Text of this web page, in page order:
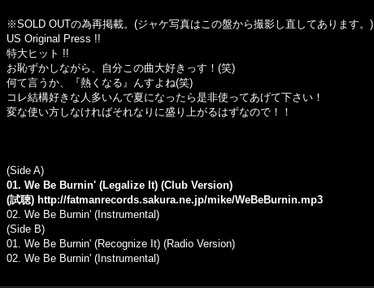
※SOLD OUTの為再掲載。(ジャケ写真はこの盤から撮影し直してあります。)
US Original Press !!
特大ヒット !!
お恥ずかしながら、自分この曲大好きっす！(笑)
何て言うか、『熱くなる』んすよね(笑)
コレ結構好きな人多いんで夏になったら是非使ってあげて下さい！
変な使い方しなければそれなりに盛り上がるはずなので！！
(Side A)
01. We Be Burnin' (Legalize It) (Club Version)
(試聴) http://fatmanrecords.sakura.ne.jp/mike/WeBeBurnin.mp3
02. We Be Burnin' (Instrumental)
(Side B)
01. We Be Burnin' (Recognize It) (Radio Version)
02. We Be Burnin' (Instrumental)